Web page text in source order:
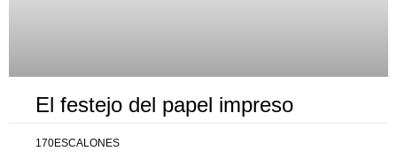
El festejo del papel impreso
170ESCALONES